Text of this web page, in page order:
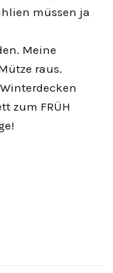
müssen ja
Meine
raus.
zum FRÜH